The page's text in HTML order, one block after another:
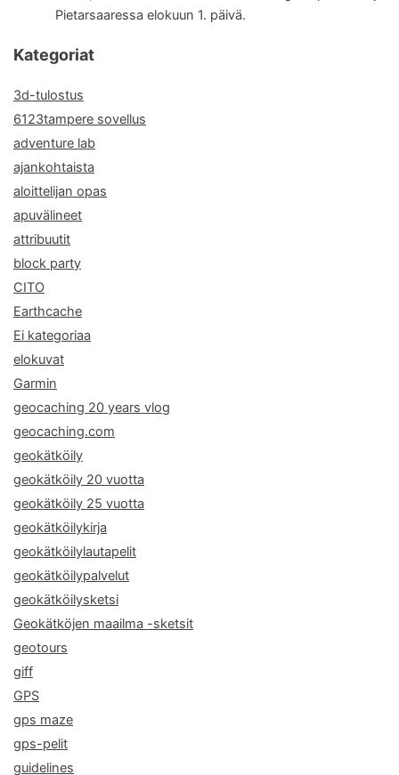
Pietarsaaressa elokuun 1. päivä.
Kategoriat
3d-tulostus
6123tampere sovellus
adventure lab
ajankohtaista
aloittelijan opas
apuvälineet
attribuutit
block party
CITO
Earthcache
Ei kategoriaa
elokuvat
Garmin
geocaching 20 years vlog
geocaching.com
geokätköily
geokätköily 20 vuotta
geokätköily 25 vuotta
geokätköilykirja
geokätköilylautapelit
geokätköilypalvelut
geokätköilysketsi
Geokätköjen maailma -sketsit
geotours
giff
GPS
gps maze
gps-pelit
guidelines